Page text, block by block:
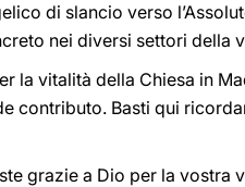
di slancio verso
nei diversi settori della
la vitalità della Chiesa in
contributo. Basti qui
grazie a Dio per la vostra